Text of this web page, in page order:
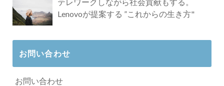
テレワークしながら社会貢献もする。
Lenovoが提案する ”これからの生き方"
お問い合わせ
お問い合わせ